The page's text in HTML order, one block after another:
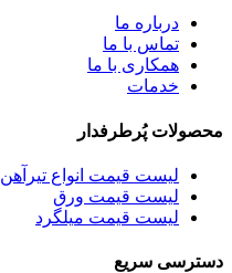
درباره ما
تماس با ما
همکاری با ما
خدمات
محصولات پُرطرفدار
لیست قیمت انواع تیرآهن
لیست قیمت ورق
لیست قیمت میلگرد
دسترسی سریع